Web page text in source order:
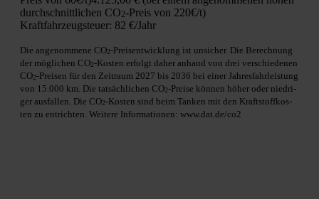
durch­schnitt­li­chen CO2-Preis von 220€/t)
Kraft­fahr­zeug­steu­er: 82 €/Jahr
Die ange­nom­me­ne CO2-Preis­ent­wick­lung ist unsi­cher. Die Berech­nung
der mög­li­chen CO2-Kos­ten erfolgt daher anhand von drei ver­schie­de­nen
CO2-Prei­sen für den Zeit­raum 2027 bis 2036 bei einer Jah­res­fahr­leis­tung
von 15.000 km. Die tat­säch­li­chen CO2-Prei­se kön­nen höher oder nied­ri­
ger aus­fal­len. Die CO2-Kos­ten sind beim Tan­ken mit den Kraft­stoff­kos­
ten zu ent­rich­ten. Wei­te­re Infor­ma­tio­nen: www.dat.de/co2